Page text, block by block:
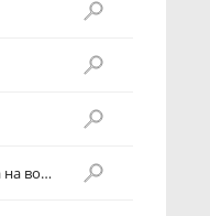
Модуль механизма звукового сигнала на водительском месте